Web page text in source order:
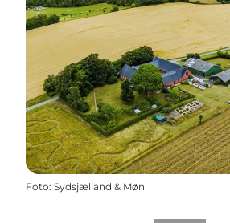
Foto: Sydsjælland & Møn